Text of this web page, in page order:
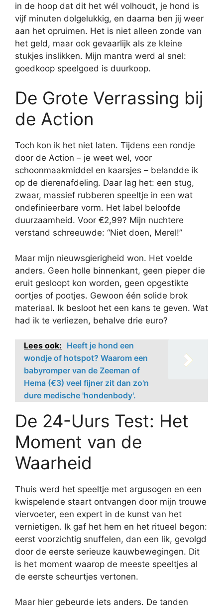
in de hoop dat dit het wél volhoudt, je hond is
vijf minuten dolgelukkig, en daarna ben jij weer
aan het opruimen. Het is niet alleen zonde van
het geld, maar ook gevaarlijk als ze kleine
stukjes inslikken. Mijn mantra werd al snel:
goedkoop speelgoed is duurkoop.
De Grote Verrassing bij
de Action
Toch kon ik het niet laten. Tijdens een rondje
door de Action – je weet wel, voor
schoonmaakmiddel en kaarsjes – belandde ik
op de dierenafdeling. Daar lag het: een stug,
zwaar, massief rubberen speeltje in een wat
ondefinieerbare vorm. Het label beloofde
duurzaamheid. Voor €2,99? Mijn nuchtere
verstand schreeuwde: “Niet doen, Merel!”
Maar mijn nieuwsgierigheid won. Het voelde
anders. Geen holle binnenkant, geen pieper die
eruit gesloopt kon worden, geen opgestikte
oortjes of pootjes. Gewoon één solide brok
materiaal. Ik besloot het een kans te geven. Wat
had ik te verliezen, behalve drie euro?
Lees ook: Heeft je hond een
wondje of hotspot? Waarom een
babyromper van de Zeeman of
Hema (€3) veel fijner zit dan zo'n
dure medische 'hondenbody'.
De 24-Uurs Test: Het
Moment van de
Waarheid
Thuis werd het speeltje met argusogen en een
kwispelende staart ontvangen door mijn trouwe
viervoeter, een expert in de kunst van het
vernietigen. Ik gaf het hem en het ritueel begon:
eerst voorzichtig snuffelen, dan een lik, gevolgd
door de eerste serieuze kauwbewegingen. Dit
is het moment waarop de meeste speeltjes al
de eerste scheurtjes vertonen.
Maar hier gebeurde iets anders. De tanden